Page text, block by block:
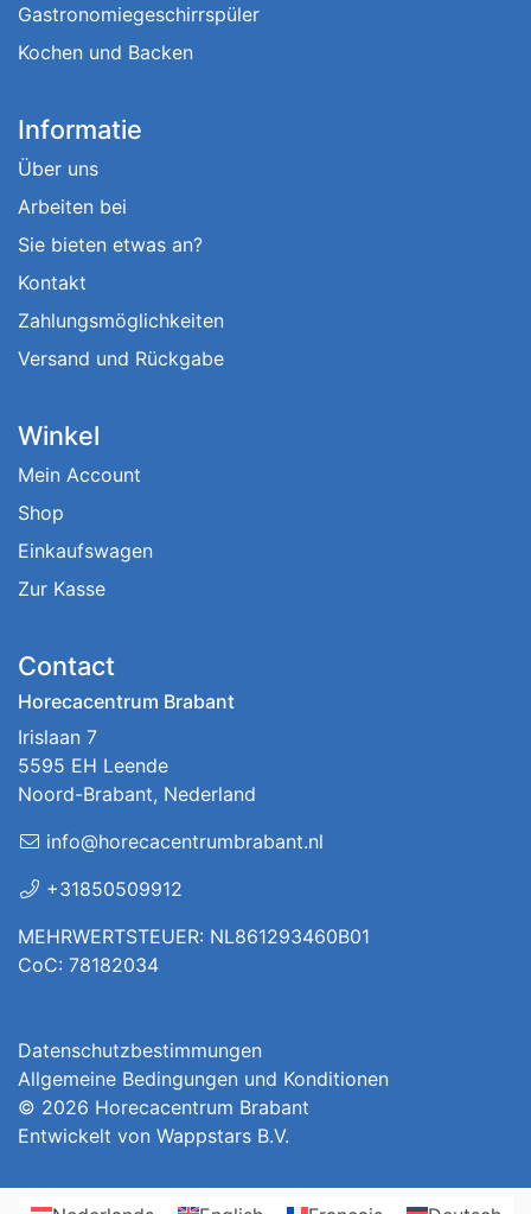
Gastronomiegeschirrspüler
Kochen und Backen
Informatie
Über uns
Arbeiten bei
Sie bieten etwas an?
Kontakt
Zahlungsmöglichkeiten
Versand und Rückgabe
Winkel
Mein Account
Shop
Einkaufswagen
Zur Kasse
Contact
Horecacentrum Brabant
Irislaan 7
5595 EH Leende
Noord-Brabant, Nederland
info@horecacentrumbrabant.nl
+31850509912
MEHRWERTSTEUER: NL861293460B01
CoC: 78182034
Datenschutzbestimmungen
Allgemeine Bedingungen und Konditionen
© 2026 Horecacentrum Brabant
Entwickelt von Wappstars B.V.